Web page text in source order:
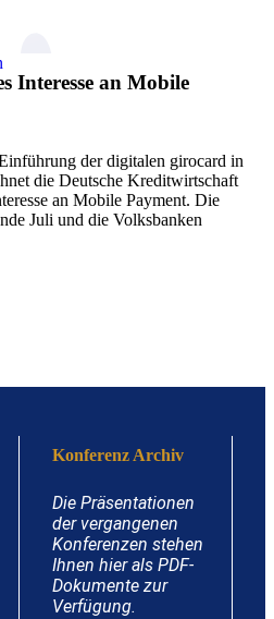
Interesse an Mobile
der digitalen girocard in
die Deutsche Kreditwirtschaft
an Mobile Payment. Die
Juli und die Volksbanken
Konferenz Archiv
Die Präsentationen
der vergangenen
Konferenzen stehen
Ihnen hier als PDF-
Dokumente zur
Verfügung.